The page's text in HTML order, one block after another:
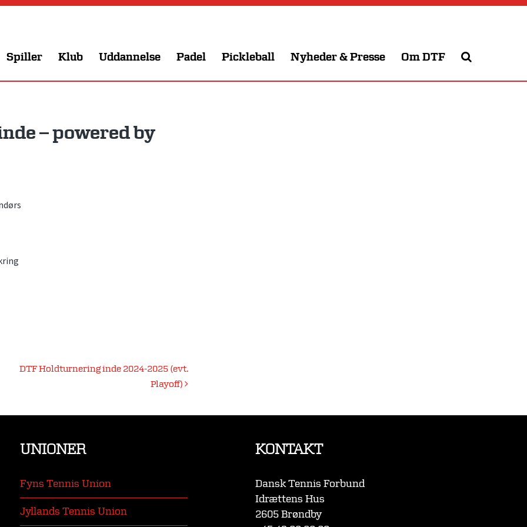
Spiller Klub Uddannelse Padel Pickleball Nyheder & Presse Om DTF
– powered by
DTF Holdturnering inde 2024-2025 (evt.
Playoff)
UNIONER
Fyns Tennis Union
Jyllands Tennis Union
KONTAKT
Dansk Tennis Forbund
Idrættens Hus
2605 Brøndby